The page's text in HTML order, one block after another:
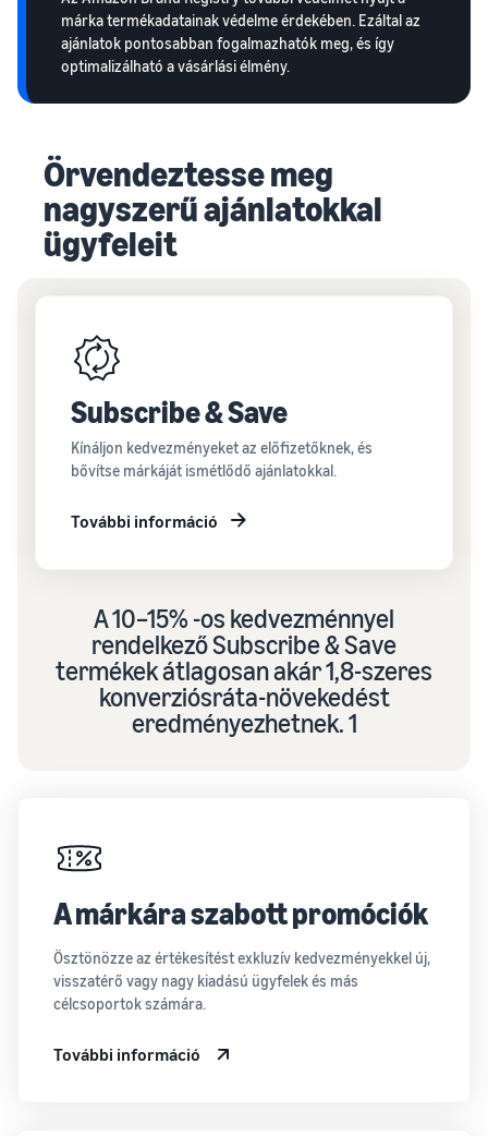
márka termékadatainak védelme érdekében. Ezáltal az
ajánlatok pontosabban fogalmazhatók meg, és így
optimalizálható a vásárlási élmény.
Örvendeztesse meg
nagyszerű ajánlatokkal
ügyfeleit
Subscribe & Save
Kínáljon kedvezményeket az előfizetőknek, és
bővítse márkáját ismétlődő ajánlatokkal.
További információ
A 10–15% -os kedvezménnyel
rendelkező Subscribe & Save
termékek átlagosan akár 1,8-szeres
konverziósráta-növekedést
eredményezhetnek. 1
A márkára szabott promóciók
Ösztönözze az értékesítést exkluzív kedvezményekkel új,
visszatérő vagy nagy kiadású ügyfelek és más
célcsoportok számára.
További információ